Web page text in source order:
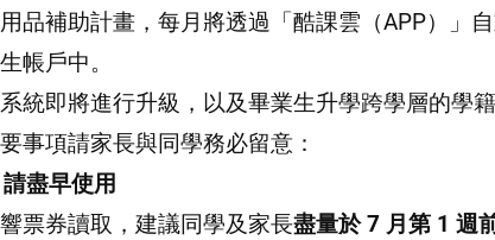
品補助計畫，每月將透過「酷課雲（APP）」
帳戶中。
統即將進行升級，以及畢業生升學跨學層的學
事項請家長與同學務必留意：
盡早使用
票券讀取，建議同學及家長盡量於 7 月第 1 週